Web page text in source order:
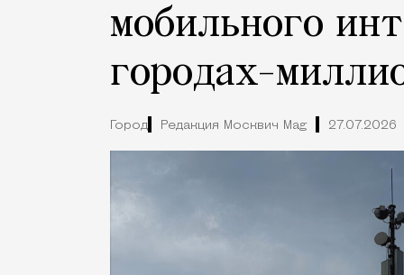
мобильного
городах-
Город Редакция Москвич Mag 27.07.2026